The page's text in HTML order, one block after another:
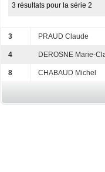
3 résultats pour la série 2
3 PRAUD Claude
4 DEROSNE Marie-
8 CHABAUD Michel